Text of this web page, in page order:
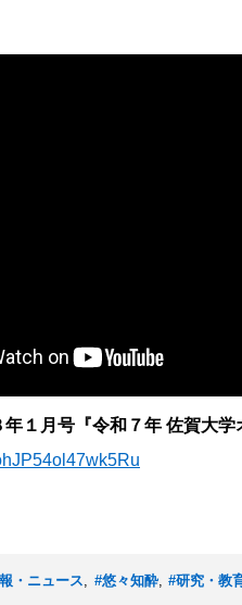
１月号『令和７年 佐賀大学
・ニュース, #悠々知酔, #研究・教